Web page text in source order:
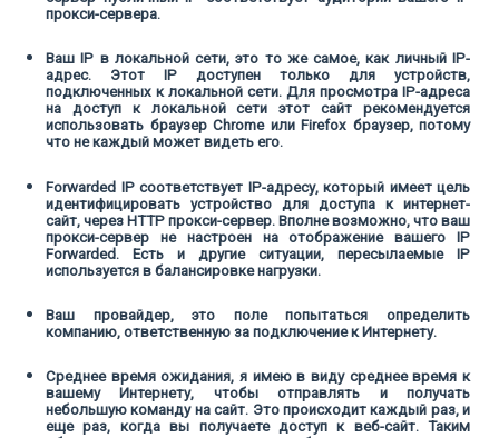
прокси-сервера.
Ваш IP в локальной сети, это то же самое, как личный IP-
адрес. Этот IP доступен только для устройств,
подключенных к локальной сети. Для просмотра IP-адреса
на доступ к локальной сети этот сайт рекомендуется
использовать браузер Chrome или Firefox браузер, потому
что не каждый может видеть его.
Forwarded IP соответствует IP-адресу, который имеет цель
идентифицировать устройство для доступа к интернет-
сайт, через HTTP прокси-сервер. Вполне возможно, что ваш
прокси-сервер не настроен на отображение вашего IP
Forwarded. Есть и другие ситуации, пересылаемые IP
используется в балансировке нагрузки.
Ваш провайдер, это поле попытаться определить
компанию, ответственную за подключение к Интернету.
Среднее время ожидания, я имею в виду среднее время к
вашему Интернету, чтобы отправлять и получать
небольшую команду на сайт. Это происходит каждый раз, и
еще раз, когда вы получаете доступ к веб-сайт. Таким